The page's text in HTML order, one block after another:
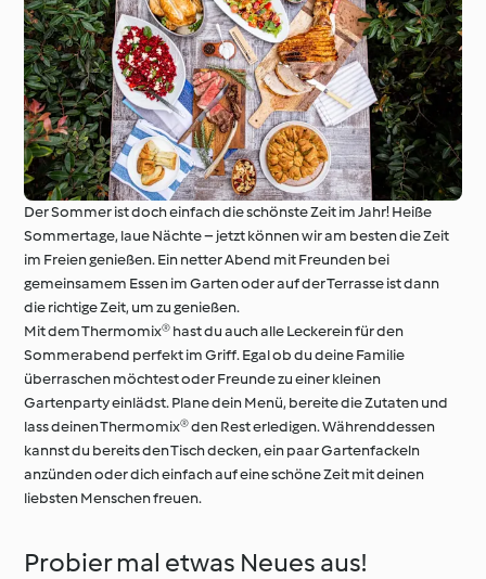
Besondere Anlässe Jeden Tag genießen
Unterwegs mit
Thermomix®
Thermomix®
Kochschule
Der Sommer ist doch einfach die schönste Zeit im Jahr! Heiße
Sommertage, laue Nächte – jetzt können wir am besten die Zeit
im Freien genießen. Ein netter Abend mit Freunden bei
gemeinsamem Essen im Garten oder auf der Terrasse ist dann
die richtige Zeit, um zu genießen.
Mit dem Thermomix® hast du auch alle Leckerein für den
Sommerabend perfekt im Griff. Egal ob du deine Familie
überraschen möchtest oder Freunde zu einer kleinen
Gartenparty einlädst. Plane dein Menü, bereite die Zutaten und
lass deinen Thermomix® den Rest erledigen. Währenddessen
kannst du bereits den Tisch decken, ein paar Gartenfackeln
anzünden oder dich einfach auf eine schöne Zeit mit deinen
liebsten Menschen freuen.
Probier mal etwas Neues aus!